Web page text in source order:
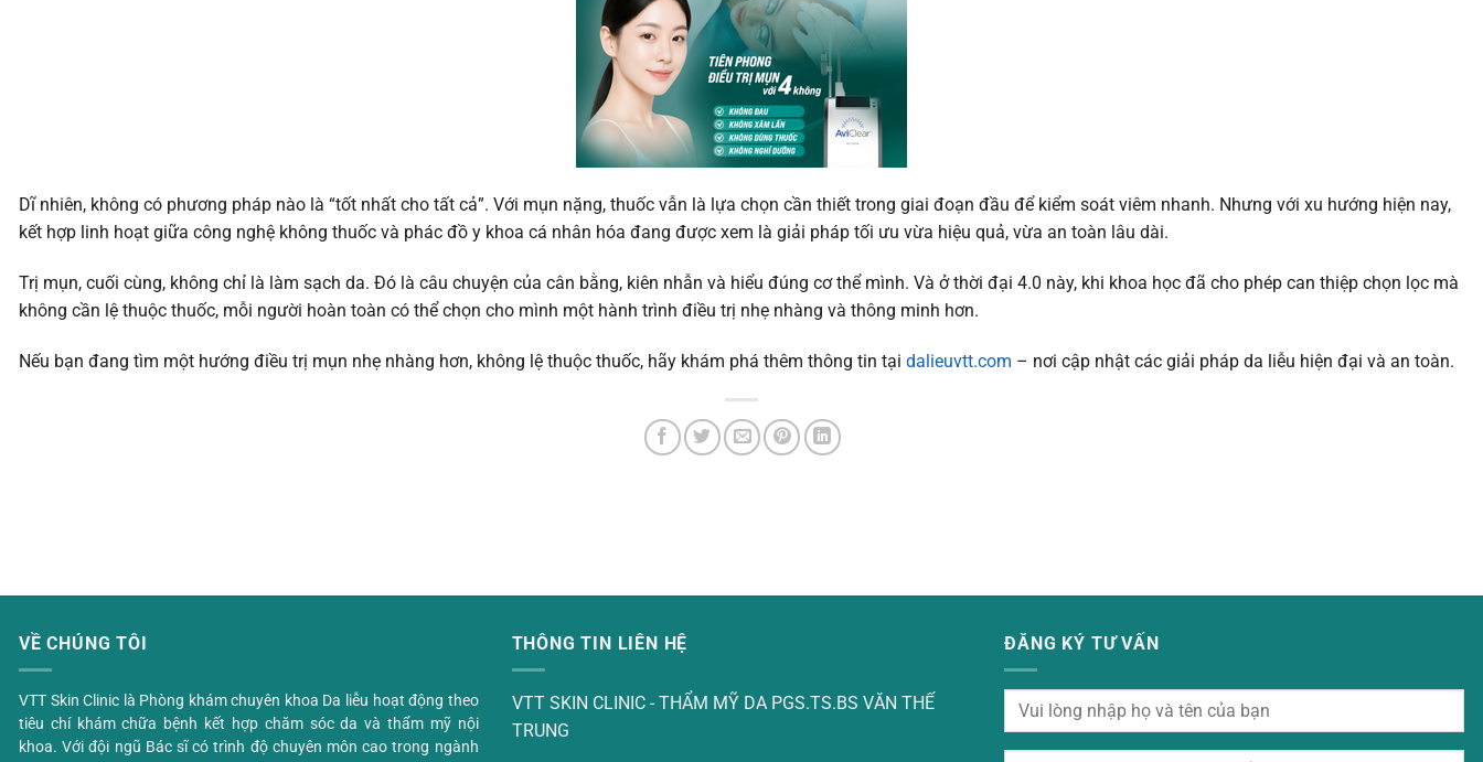
Dĩ nhiên, không có phương pháp nào là “tốt nhất cho tất cả”. Với mụn nặng, thuốc vẫn là lựa chọn cần thiết trong giai đoạn đầu để kiểm soát viêm nhanh. Nhưng với xu hướng hiện nay,
kết hợp linh hoạt giữa công nghệ không thuốc và phác đồ y khoa cá nhân hóa đang được xem là giải pháp tối ưu vừa hiệu quả, vừa an toàn lâu dài.
Trị mụn, cuối cùng, không chỉ là làm sạch da. Đó là câu chuyện của cân bằng, kiên nhẫn và hiểu đúng cơ thể mình. Và ở thời đại 4.0 này, khi khoa học đã cho phép can thiệp chọn lọc mà
không cần lệ thuộc thuốc, mỗi người hoàn toàn có thể chọn cho mình một hành trình điều trị nhẹ nhàng và thông minh hơn.
Nếu bạn đang tìm một hướng điều trị mụn nhẹ nhàng hơn, không lệ thuộc thuốc, hãy khám phá thêm thông tin tại dalieuvtt.com – nơi cập nhật các giải pháp da liễu hiện đại và an toàn.
VỀ CHÚNG TÔI
VTT Skin Clinic là Phòng khám chuyên khoa Da liễu hoạt động theo
tiêu chí khám chữa bệnh kết hợp chăm sóc da và thẩm mỹ nội
khoa. Với đội ngũ Bác sĩ có trình độ chuyên môn cao trong ngành
THÔNG TIN LIÊN HỆ
VTT SKIN CLINIC - THẨM MỸ DA PGS.TS.BS VĂN THẾ
TRUNG
ĐĂNG KÝ TƯ VẤN